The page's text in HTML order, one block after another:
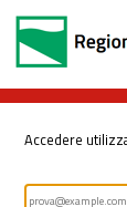
Accedere